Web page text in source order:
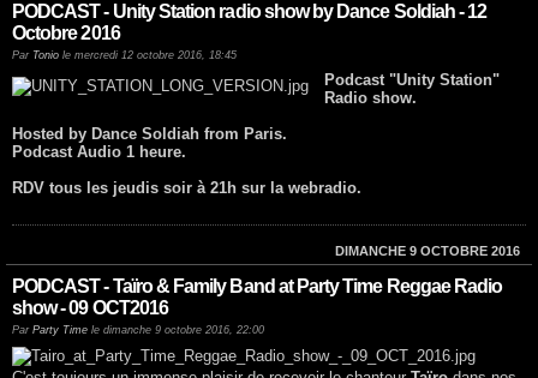
PODCAST - Unity Station radio show by Dance Soldiah - 12
Octobre 2016
Par Tonio le mercredi 12 octobre 2016, 18:45
Podcast "Unity Station"
Radio show.
Hosted by Dance Soldiah from Paris.
Podcast Audio 1 heure.
RDV tous les jeudis soir à 21h sur la webradio.
DIMANCHE 9 OCTOBRE 2016
PODCAST - Taïro & Family Band at Party Time Reggae Radio
show - 09 OCT2016
Par Party Time le dimanche 9 octobre 2016, 22:00